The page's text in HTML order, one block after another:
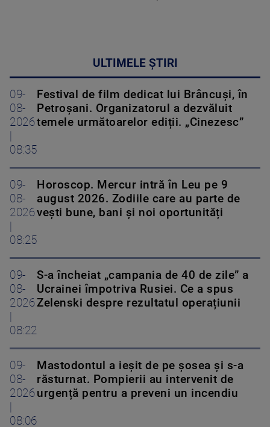
ULTIMELE ȘTIRI
09-
08-
2026
|
08:35
Festival de film dedicat lui Brâncuși, în
Petroșani. Organizatorul a dezvăluit
temele următoarelor ediții. „Cinezesc”
09-
08-
2026
|
08:25
Horoscop. Mercur intră în Leu pe 9
august 2026. Zodiile care au parte de
vești bune, bani și noi oportunități
09-
08-
2026
|
08:22
S-a încheiat „campania de 40 de zile” a
Ucrainei împotriva Rusiei. Ce a spus
Zelenski despre rezultatul operațiunii
09-
08-
2026
|
08:06
Mastodontul a ieșit de pe șosea și s-a
răsturnat. Pompierii au intervenit de
urgență pentru a preveni un incendiu